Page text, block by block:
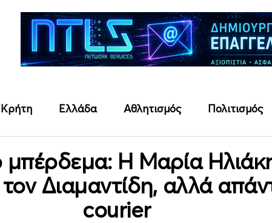
Κρήτη Ελλάδα Αθλητισμός Πολιτισμός
μπέρδεμα: Η Μαρία
Διαμαντίδη, αλλά
courier